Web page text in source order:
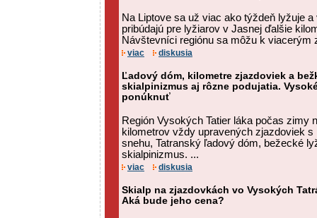
Na Liptove sa už viac ako týždeň lyžuje
pribúdajú pre lyžiarov v Jasnej ďalšie
Návštevníci regiónu sa môžu k viacerým
viac diskusia
Ľadový dóm, kilometre zjazdoviek a
skialpinizmus aj rôzne podujatia.
ponúknuť
Región Vysokých Tatier láka počas zimy
kilometrov vždy upravených zjazdoviek
snehu, Tatranský ľadový dóm, bežecké
skialpinizmus. ...
viac diskusia
Skialp na zjazdovkách vo Vysokých
Aká bude jeho cena?